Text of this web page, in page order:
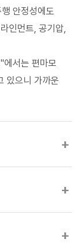
안정성에도
인먼트, 공기압,
에서는 편마모
있으니 가까운
+
+
+